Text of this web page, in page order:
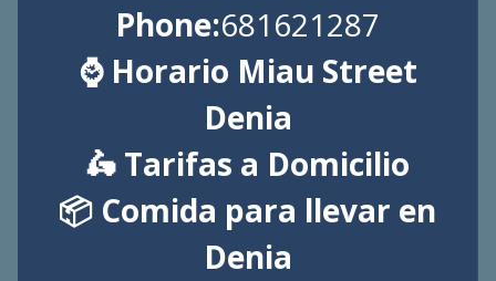
Phone:681621287
⌚ Horario Miau Street
Denia
🛵 Tarifas a Domicilio
📦 Comida para llevar en
Denia